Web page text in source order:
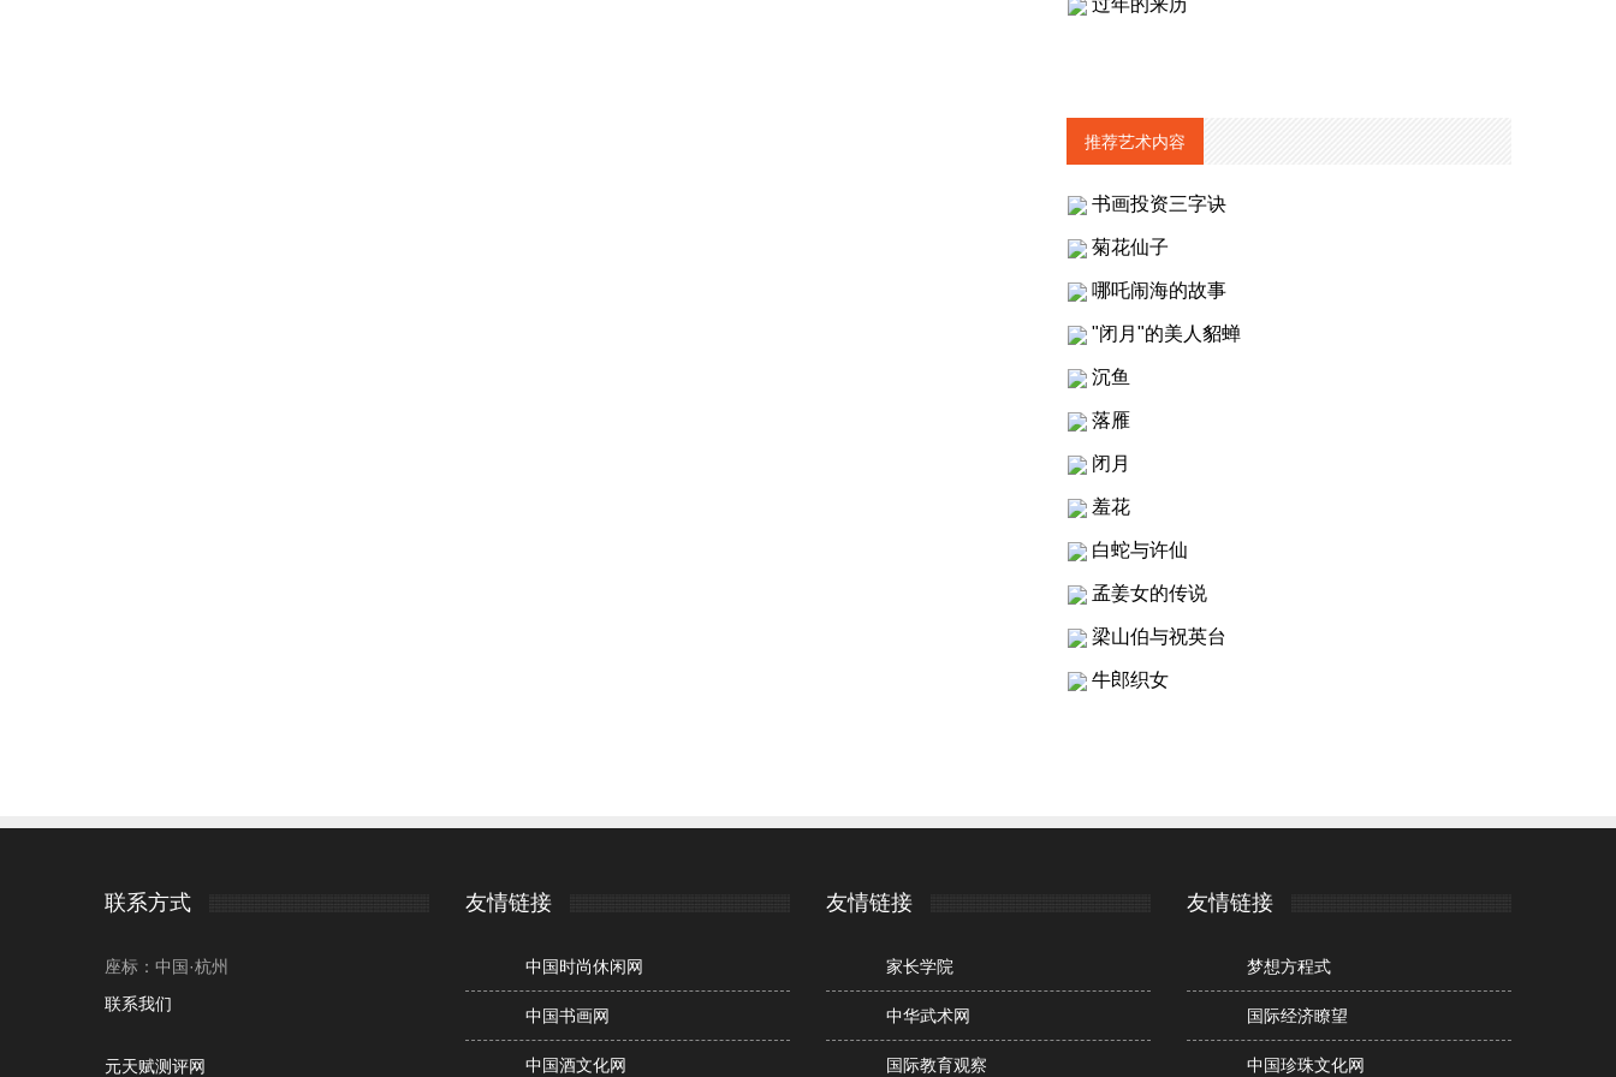
过年的来历
推荐艺术内容
书画投资三字诀
菊花仙子
哪吒闹海的故事
"闭月"的美人貂蝉
沉鱼
落雁
闭月
羞花
白蛇与许仙
孟姜女的传说
梁山伯与祝英台
牛郎织女
联系方式
座标：中国·杭州
联系我们
元天赋测评网
友情链接
中国时尚休闲网
中国书画网
中国酒文化网
友情链接
家长学院
中华武术网
国际教育观察
友情链接
梦想方程式
国际经济瞭望
中国珍珠文化网